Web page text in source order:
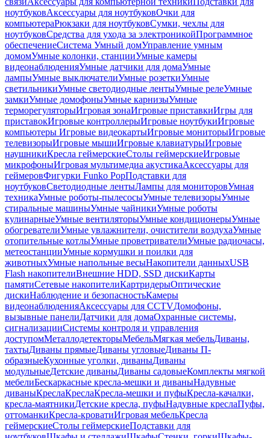
ноутбуковАксессуары для ноутбуковОчки для
компьютераРюкзаки для ноутбуковСумки, чехлы для
ноутбуковСредства для ухода за электроникойПрограммное
обеспечениеСистема Умный домУправление умным
домомУмные колонки, станцииУмные камеры
видеонаблюденияУмные датчики для домаУмные
лампыУмные выключателиУмные розеткиУмные
светильникиУмные светодиодные лентыУмные релеУмные
замкиУмные домофоныУмные карнизыУмные
терморегуляторыИгровая зонаИгровые приставкиИгры для
приставокИгровые контроллерыИгровые ноутбукиИгровые
компьютеры Игровые видеокартыИгровые мониторыИгровые
телевизорыИгровые мышиИгровые клавиатурыИгровые
наушникиКресла геймерскиеСтолы геймерскиеИгровые
микрофоныИгровая мультимедиа акустикаАксессуары для
геймеровФигурки Funko PopПодставки для
ноутбуковСветодиодные лентыЛампы для мониторовУмная
техникаУмные роботы-пылесосыУмные телевизорыУмные
стиральные машиныУмные чайникиУмные роботы
кулинарныеУмные вентиляторыУмные кондиционерыУмные
обогревателиУмные увлажнители, очистители воздухаУмные
отопительные котлыУмные проветривателиУмные радиочасы,
метеостанцииУмные кормушки и поилки для
животныхУмные напольные весыНакопители данныхUSB
Flash накопителиВнешние HDD, SSD дискиКарты
памятиСетевые накопителиКартридерыОптические
дискиНаблюдение и безопасностьКамеры
видеонаблюденияАксессуары для CCTVДомофоны,
вызывные панелиДатчики для домаОхранные системы,
сигнализацииСистемы контроля и управления
доступомМеталлодетекторыМебельМягкая мебельДиваны,
тахтыДиваны прямыеДиваны угловыеДиваны П-
образныеКухонные уголки, диваныДиваны
модульныеДетские диваныДиваны садовыеКомплекты мягкой
мебелиБескаркасные кресла-мешки и диваныНадувные
диваныКреслаКреслаКресла-мешки и пуфыКресла-качалки,
кресла-маятникиДетские кресла, пуфыНадувные креслаПуфы,
оттоманкиКресла-кроватиИгровая мебельКресла
геймерскиеСтолы геймерскиеПодставки для